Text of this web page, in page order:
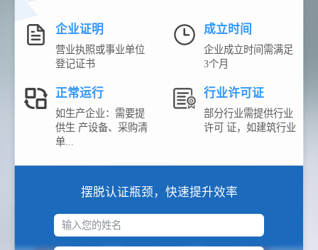
企业证明
营业执照或事业单位
登记证书
成立时间
企业成立时间需满足
3个月
正常运行
如生产企业：需要提
供生 产设备、采购清
单...
行业许可证
部分行业需提供行业
许可 证，如建筑行业
摆脱认证瓶颈，快速提升效率
输入您的姓名